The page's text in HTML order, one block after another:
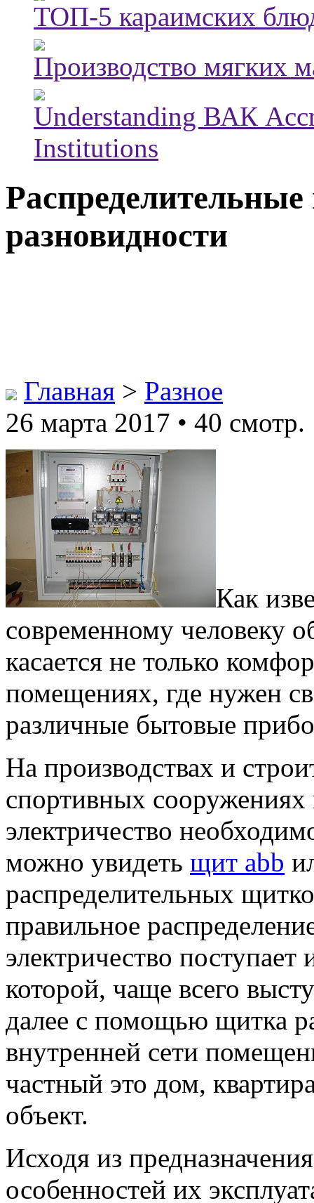
ТОП-5 караимских
Производство мягких
Understanding ВАК
Institutions
разновидности
Главная > Разное
26 марта 2017 • 40 смотр.
Как
современному человеку
касается не только
помещениях, где нужен
различные бытовые
На производствах и
спортивных
электричество
можно увидеть щит abb
распределительных
правильное
электричество
которой, чаще всего
далее с помощью щитка
внутренней сети
частный это дом,
объект.
Исходя из
особенностей их